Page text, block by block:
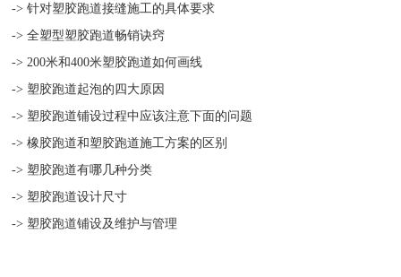
-> 针对塑胶跑道接缝施工的具体要求
-> 全塑型塑胶跑道畅销诀窍
-> 200米和400米塑胶跑道如何画线
-> 塑胶跑道起泡的四大原因
-> 塑胶跑道铺设过程中应该注意下面的问题
-> 橡胶跑道和塑胶跑道施工方案的区别
-> 塑胶跑道有哪几种分类
-> 塑胶跑道设计尺寸
-> 塑胶跑道铺设及维护与管理